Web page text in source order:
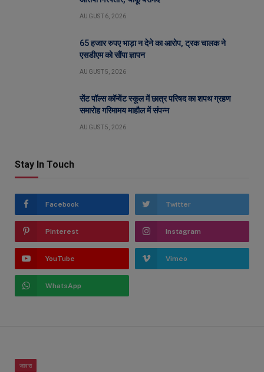
AUGUST 6, 2026
65 हजार रुपए भाड़ा न देने का आरोप, ट्रक चालक ने
एसडीएम को सौंपा ज्ञापन
AUGUST 5, 2026
सेंट पॉल्स कॉन्वेंट स्कूल में छात्र परिषद का शपथ ग्रहण
समारोह गरिमामय माहौल में संपन्न
AUGUST 5, 2026
Stay In Touch
Facebook Twitter
Pinterest Instagram
YouTube Vimeo
WhatsApp
जावरा